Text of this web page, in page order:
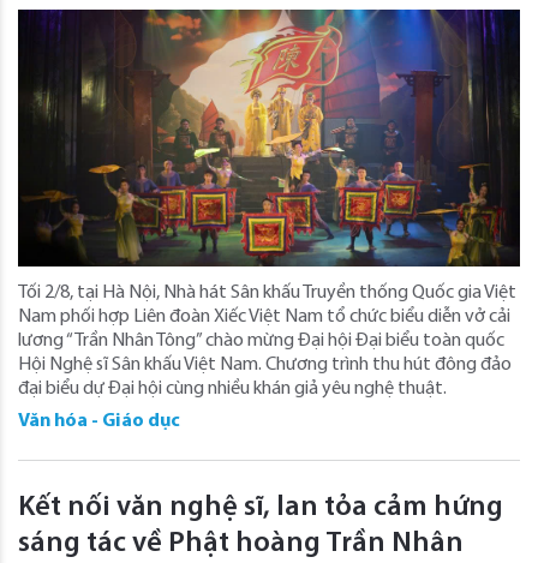
Tối 2/8, tại Hà Nội, Nhà hát Sân khấu Truyền thống Quốc gia Việt
Nam phối hợp Liên đoàn Xiếc Việt Nam tổ chức biểu diễn vở cải
lương “Trần Nhân Tông” chào mừng Đại hội Đại biểu toàn quốc
Hội Nghệ sĩ Sân khấu Việt Nam. Chương trình thu hút đông đảo
đại biểu dự Đại hội cùng nhiều khán giả yêu nghệ thuật.
Văn hóa - Giáo dục
Kết nối văn nghệ sĩ, lan tỏa cảm hứng
sáng tác về Phật hoàng Trần Nhân